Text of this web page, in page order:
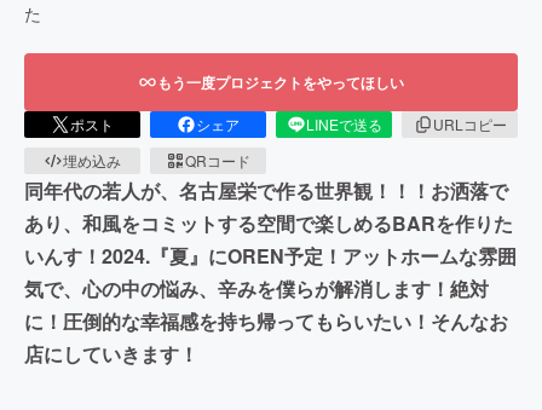
た
もう一度プロジェクトをやってほしい
ポスト シェア LINEで送る
URLコピー
埋め込み
QRコード
同年代の若人が、名古屋栄で作る世界観！！！お洒落で
あり、和風をコミットする空間で楽しめるBARを作りた
いんす！2024.『夏』にOREN予定！アットホームな雰囲
気で、心の中の悩み、辛みを僕らが解消します！絶対
に！圧倒的な幸福感を持ち帰ってもらいたい！そんなお
店にしていきます！